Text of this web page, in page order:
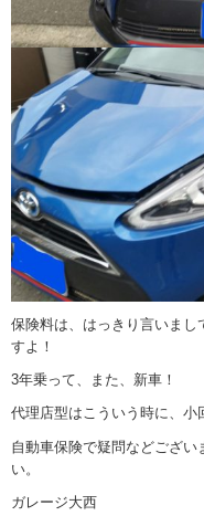
保険料は、はっきり言いまし
すよ！
3年乗って、また、新車！
代理店型はこういう時に、
自動車保険で疑問などござい
い。
ガレージ大西